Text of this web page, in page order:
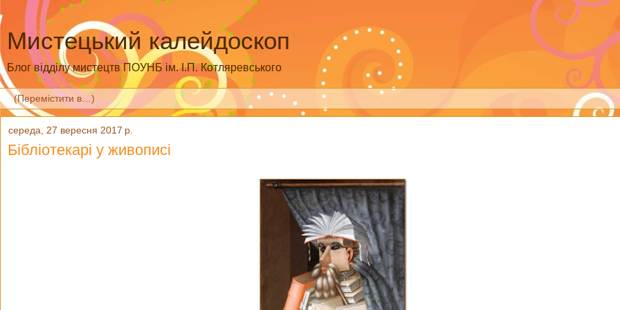
Мистецький калейдоскоп
Блог відділу мистецтв ПОУНБ ім. І.П. Котляревського
середа, 27 вересня 2017 р.
Бібліотекарі у живописі